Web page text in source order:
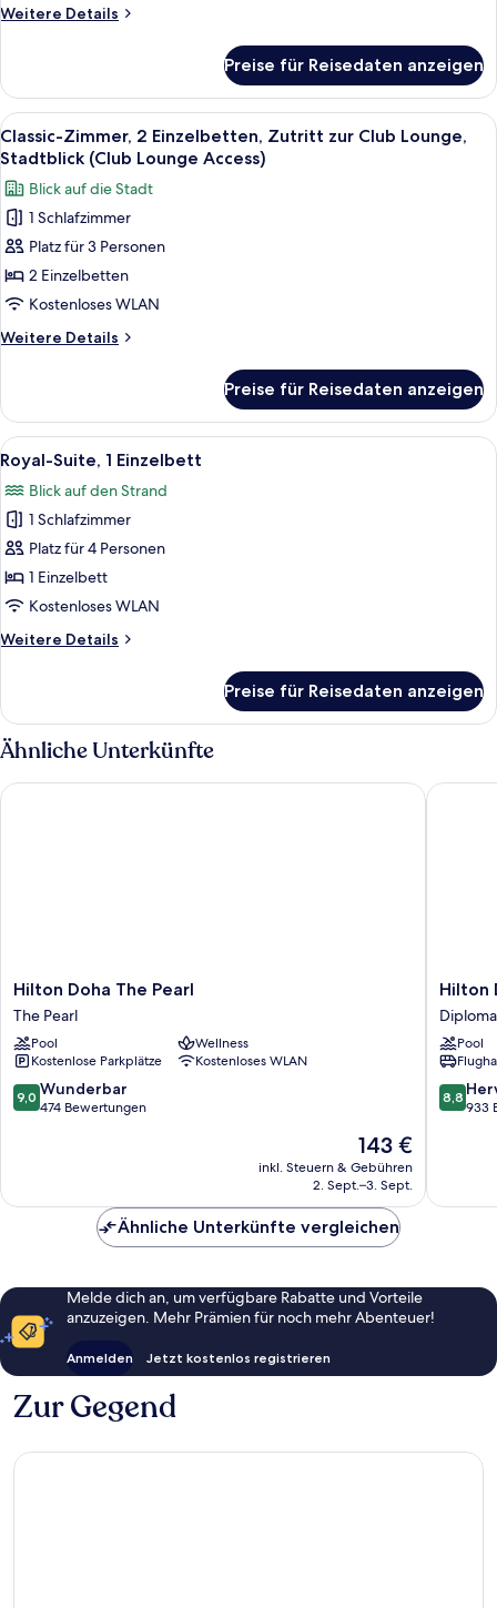
Stadtblick
Weitere Details
Weitere
Zimmer,
1 King-
Bett,
barrierefrei,
Preise für Reisedaten anzeigen
Alle
Fotos
für
Classic-
Zimmer,
2 Einzelbetten,
Zutritt
zur
Club
Lounge,
(Club
Lounge
Access)
anzeigen
Hochwertige Bettwaren,
11
Classic-Zimmer, 2 Einzelbetten, Zutritt zur Club Lounge,
Stadtblick (Club Lounge Access)
Blick auf die Stadt
1 Schlafzimmer
Platz für 3 Personen
2 Einzelbetten
Kostenloses WLAN
Weitere Details
Weitere
Zimmer,
2 Einzelbetten,
Zutritt
zur
Club
Lounge,
(Club
Lounge
Access)
Preise für Reisedaten anzeigen
Alle
Fotos
für
Royal-
Suite,
1 Einzelbett
anzeigen
Ein Hotelzimmer mit einem großen
25
Royal-Suite, 1 Einzelbett
Blick auf den Strand
1 Schlafzimmer
Platz für 4 Personen
1 Einzelbett
Kostenloses WLAN
Weitere Details
Weitere
Suite,
1 Einzelbett
Preise für Reisedaten anzeigen
Ähnliche Unterkünfte
Hilton
Doha
The
Pearl
The
Pearl
Hilton Doha The Pearl
The Pearl
Pool
Wellness
Kostenlose Parkplätze
Kostenloses WLAN
9.0
von
9,0 Wunderbar
474 Bewertungen
Der
Preis
beträgt
143 €
inkl. Steuern & Gebühren
2. Sept.–3. Sept.
Hilton Doha The Pearl
Hilton
Doha
Hilton
Pool
8.8
von
8,8
933
Hilton
Ähnliche Unterkünfte vergleichen
Melde dich an, um verfügbare Rabatte und Vorteile
anzuzeigen. Mehr Prämien für noch mehr Abenteuer!
Anmelden Jetzt kostenlos registrieren
Zur Gegend